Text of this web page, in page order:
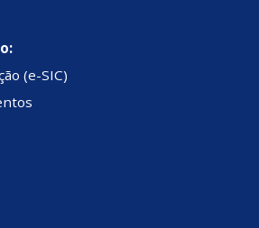
(e-SIC)